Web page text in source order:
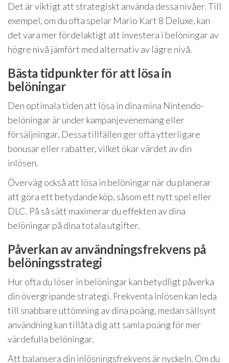
Det är viktigt att strategiskt använda dessa nivåer. Till
exempel, om du ofta spelar Mario Kart 8 Deluxe, kan
det vara mer fördelaktigt att investera i belöningar av
högre nivå jämfört med alternativ av lägre nivå.
Bästa tidpunkter för att lösa in
belöningar
Den optimala tiden att lösa in dina mina Nintendo-
belöningar är under kampanjevenemang eller
försäljningar. Dessa tillfällen ger ofta ytterligare
bonusar eller rabatter, vilket ökar värdet av din
inlösen.
Överväg också att lösa in belöningar när du planerar
att göra ett betydande köp, såsom ett nytt spel eller
DLC. På så sätt maximerar du effekten av dina
belöningar på dina totala utgifter.
Påverkan av användningsfrekvens på
belöningsstrategi
Hur ofta du löser in belöningar kan betydligt påverka
din övergripande strategi. Frekventa inlösen kan leda
till snabbare uttömning av dina poäng, medan sällsynt
användning kan tillåta dig att samla poäng för mer
värdefulla belöningar.
Att balansera din inlösningsfrekvens är nyckeln. Om du